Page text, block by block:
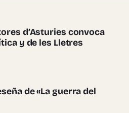
pieces
d’Asturies convoca
y de les Lletres
de «La guerra del